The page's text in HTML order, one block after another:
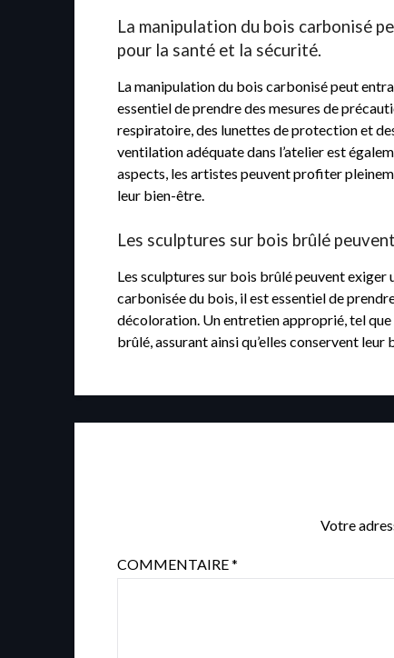
La manipulation du bois carbonisé
pour la santé et la sécurité.
La manipulation du bois carbonisé peut
essentiel de prendre des mesures de
respiratoire, des lunettes de protection et
ventilation adéquate dans l’atelier est
aspects, les artistes peuvent profiter
leur bien-être.
Les sculptures sur bois brûlé
Les sculptures sur bois brûlé peuvent
carbonisée du bois, il est essentiel de
décoloration. Un entretien approprié, tel que
brûlé, assurant ainsi qu’elles conservent leur
Votre
COMMENTAIRE*